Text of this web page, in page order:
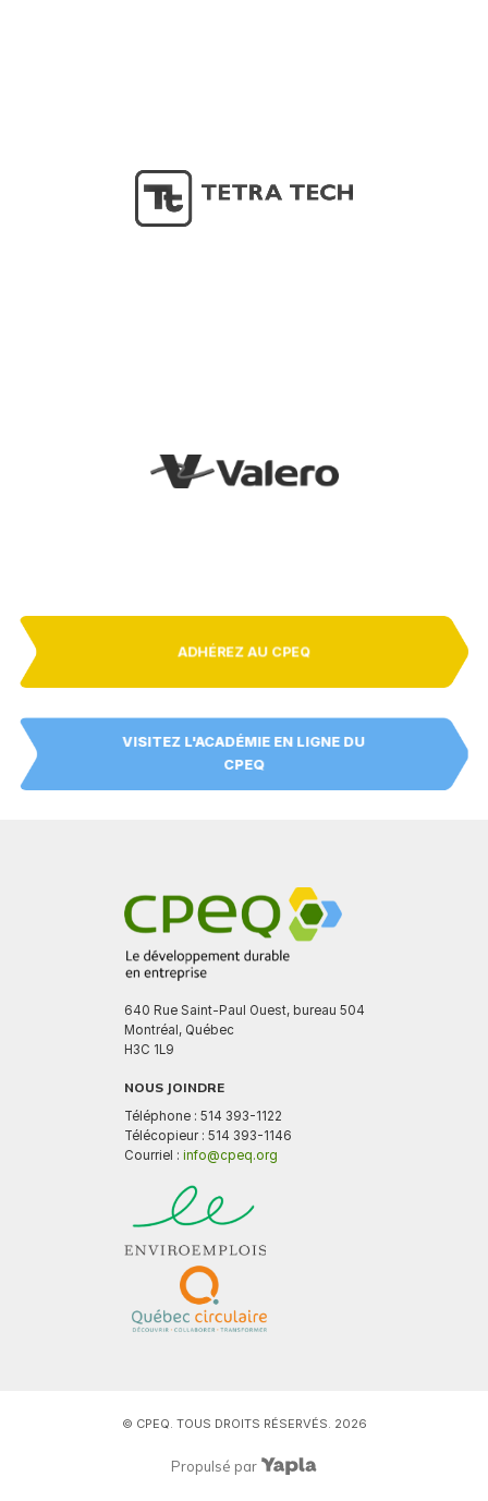
ADHÉREZ AU CPEQ
VISITEZ L'ACADÉMIE EN LIGNE DU
CPEQ
640 Rue Saint-Paul Ouest, bureau 504
Montréal, Québec
H3C 1L9
NOUS JOINDRE
Téléphone : 514 393-1122
Télécopieur : 514 393-1146
Courriel : info@cpeq.org
© CPEQ. TOUS DROITS RÉSERVÉS. 2026
Propulsé par